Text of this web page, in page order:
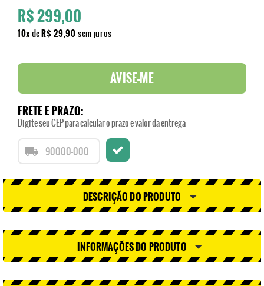
R$ 299,00
10xdeR$ 29,90sem juros
AVISE-ME
FRETE E PRAZO:
Digite seu CEP para calcular o prazo e valor da entrega
DESCRIÇÃO DO PRODUTO
INFORMAÇÕES DO PRODUTO